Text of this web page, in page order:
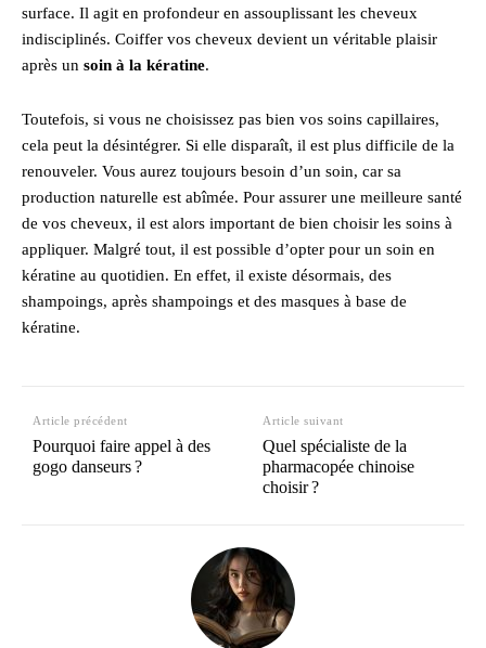
surface. Il agit en profondeur en assouplissant les cheveux
indisciplinés. Coiffer vos cheveux devient un véritable plaisir
après un soin à la kératine.
Toutefois, si vous ne choisissez pas bien vos soins capillaires,
cela peut la désintégrer. Si elle disparaît, il est plus difficile de la
renouveler. Vous aurez toujours besoin d’un soin, car sa
production naturelle est abîmée. Pour assurer une meilleure santé
de vos cheveux, il est alors important de bien choisir les soins à
appliquer. Malgré tout, il est possible d’opter pour un soin en
kératine au quotidien. En effet, il existe désormais, des
shampoings, après shampoings et des masques à base de
kératine.
Article précédent
Pourquoi faire appel à des
gogo danseurs ?
Article suivant
Quel spécialiste de la
pharmacopée chinoise
choisir ?